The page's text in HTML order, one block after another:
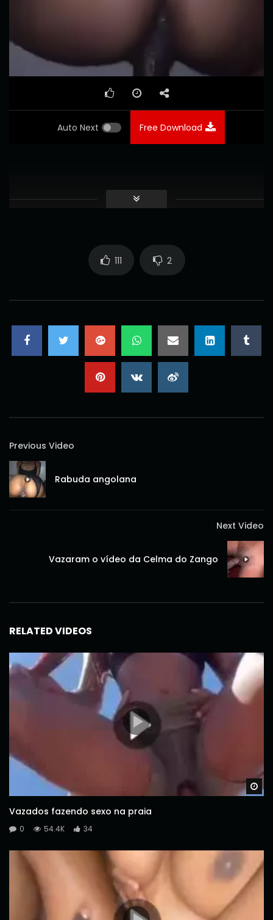
00:00
Auto Next Free Download
111 2
Previous Video
Rabuda angolana
Next Video
Vazaram o vídeo da Celma do Zango
RELATED VIDEOS
Vazados fazendo sexo na praia
0 54.4K 34